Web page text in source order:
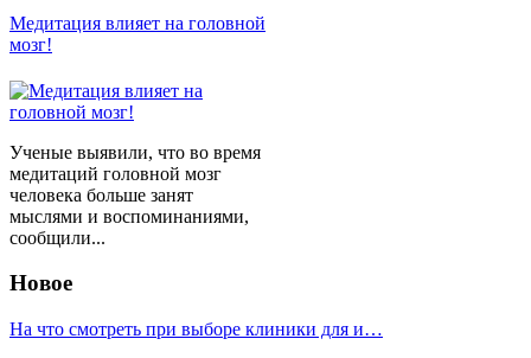
Медитация влияет на головной
мозг!
Ученые выявили, что во время
медитаций головной мозг
человека больше занят
мыслями и воспоминаниями,
сообщили...
Новое
На что смотреть при выборе клиники для и…